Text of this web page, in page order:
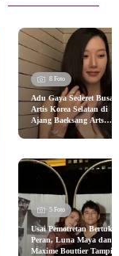
8 Foto
Adu Gaya Sederet
Artis Korea Selatan di
Ajang Baeksang Arts
Awards ke-62 dari Mun
5 Foto
Usai Pemotretan Bertukar
Peran, Luna Maya dan
Maxime Bouttier Tampil